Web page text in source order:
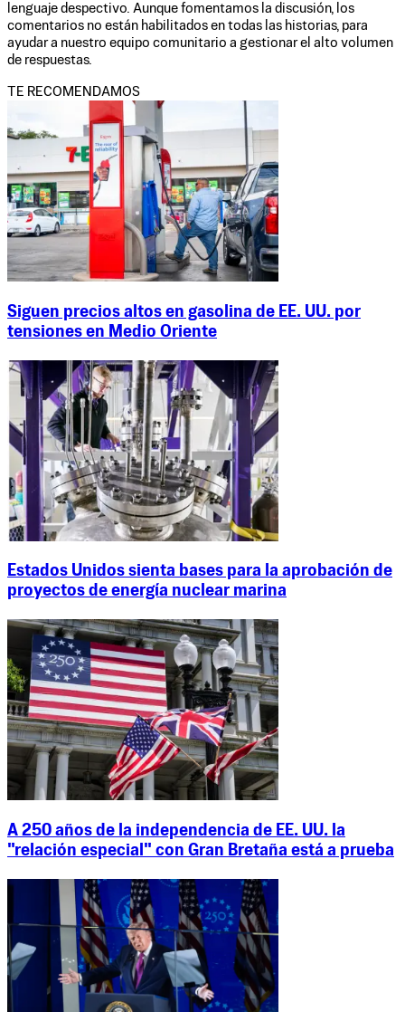
lenguaje despectivo. Aunque fomentamos la discusión, los
comentarios no están habilitados en todas las historias, para
ayudar a nuestro equipo comunitario a gestionar el alto volumen
de respuestas.
TE RECOMENDAMOS
Siguen precios altos en gasolina de EE. UU. por
tensiones en Medio Oriente
Estados Unidos sienta bases para la aprobación de
proyectos de energía nuclear marina
A 250 años de la independencia de EE. UU. la
"relación especial" con Gran Bretaña está a prueba